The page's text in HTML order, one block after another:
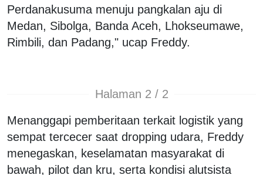
Perdanakusuma menuju pangkalan aju di
Medan, Sibolga, Banda Aceh, Lhokseumawe,
Rimbili, dan Padang," ucap Freddy.
Halaman 2 / 2
Menanggapi pemberitaan terkait logistik yang
sempat tercecer saat dropping udara, Freddy
menegaskan, keselamatan masyarakat di
bawah, pilot dan kru, serta kondisi alutsista